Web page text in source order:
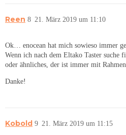
Reen 21. März 2019 um 11:10
8
Ok… enocean hat mich sowieso immer
Wenn ich nach dem Eltako Taster suche
oder ähnliches, der ist immer mit
Danke!
Kobold 21. März 2019 um 11:15
9